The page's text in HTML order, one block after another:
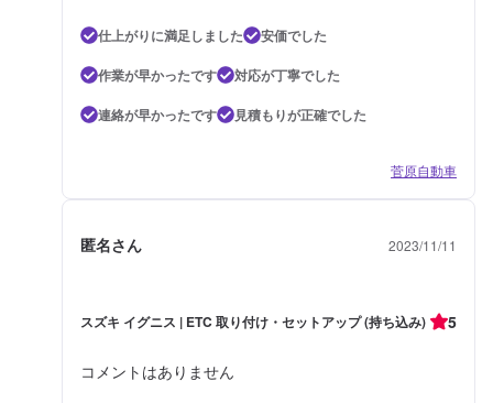
仕上がりに満足しました
安価でした
作業が早かったです
対応が丁寧でした
連絡が早かったです
見積もりが正確でした
菅原自動車
匿名さん 2023/11/11
スズキ イグニス | ETC 取り付け・セットアップ (持ち込み) 5
コメントはありません